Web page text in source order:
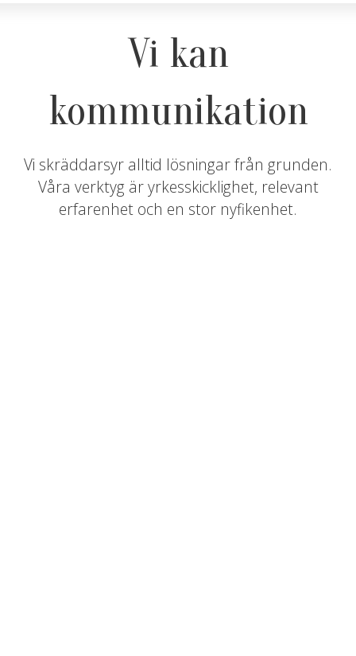
Vi kan
kommunikation
Vi skräddarsyr alltid lösningar från grunden.
Våra verktyg är yrkesskicklighet, relevant
erfarenhet och en stor nyfikenhet.